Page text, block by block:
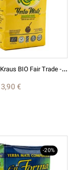
M
Até Vert Kraus BIO Fair Trade -500g -100g
3,90 €
-20%